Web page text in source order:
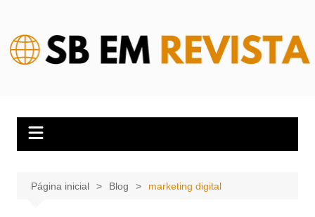
conteúdo
Página inicial Blog marketing digital